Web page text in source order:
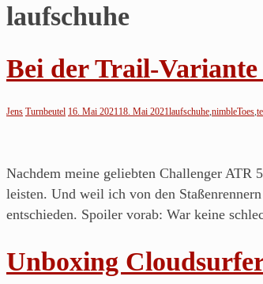
Jens
Noch
so
über's
Laufen
von
Läufer
aus
laufschuhe
Bei der Trail-
Jens Turnbeutel 16. Mai 202118. Mai 2021laufschuhe,nimbleToes,
Nachdem meine geliebten Challenger ATR
leisten. Und weil ich von den
entschieden. Spoiler vorab: War keine
Unboxing